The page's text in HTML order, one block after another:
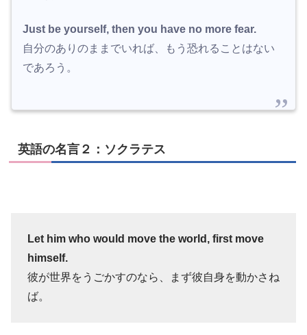
Just be yourself, then you have no more fear.
自分のありのままでいれば、もう恐れることはない
であろう。
英語の名言２：ソクラテス
Let him who would move the world, first move
himself.
彼が世界をうごかすのなら、まず彼自身を動かさね
ば。